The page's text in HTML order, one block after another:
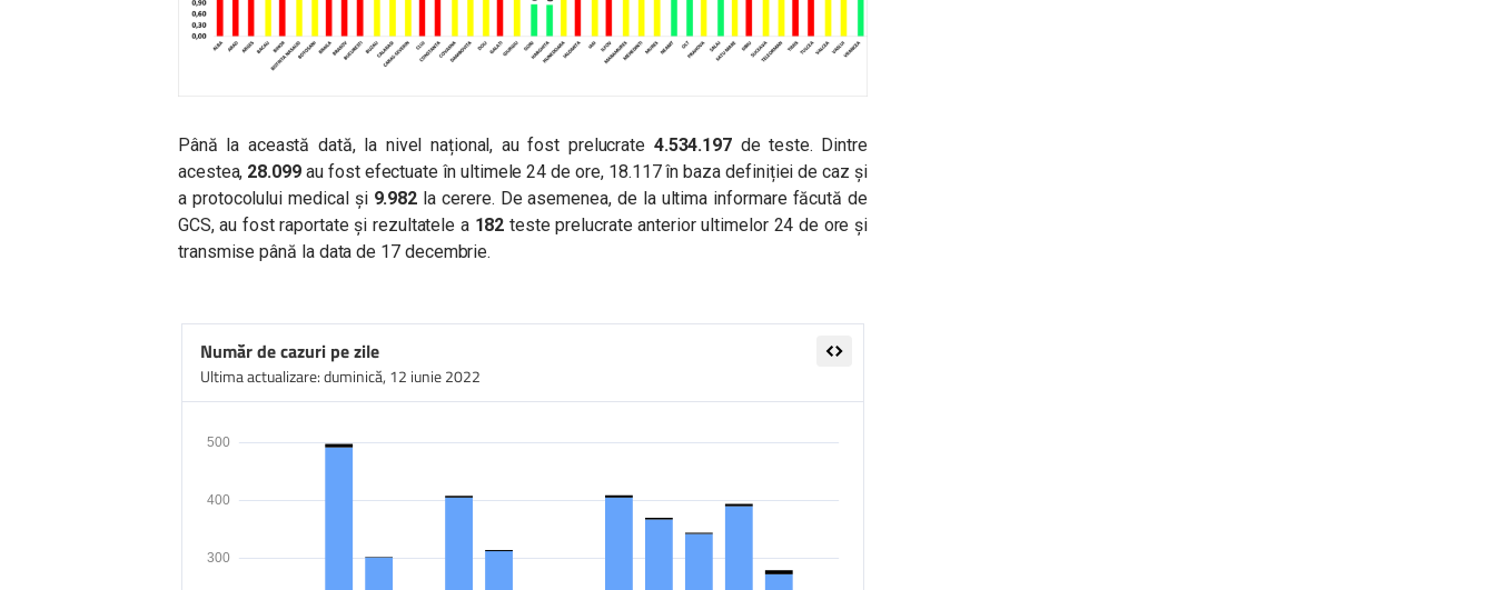
Până la această dată, la nivel național, au fost prelucrate 4.534.197 de teste. Dintre
acestea, 28.099 au fost efectuate în ultimele 24 de ore, 18.117 în baza definiției de caz și
a protocolului medical și 9.982 la cerere. De asemenea, de la ultima informare făcută de
GCS, au fost raportate și rezultatele a 182 teste prelucrate anterior ultimelor 24 de ore și
transmise până la data de 17 decembrie.